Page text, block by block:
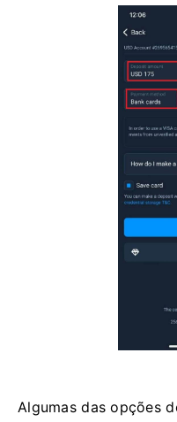
Algumas das opções